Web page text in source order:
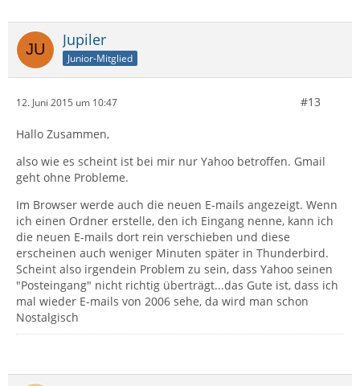
Jupiler
Junior-Mitglied
12. Juni 2015 um 10:47 #13
Hallo Zusammen,
also wie es scheint ist bei mir nur Yahoo betroffen. Gmail
geht ohne Probleme.
Im Browser werde auch die neuen E-mails angezeigt. Wenn
ich einen Ordner erstelle, den ich Eingang nenne, kann ich
die neuen E-mails dort rein verschieben und diese
erscheinen auch weniger Minuten später in Thunderbird.
Scheint also irgendein Problem zu sein, dass Yahoo seinen
"Posteingang" nicht richtig überträgt...das Gute ist, dass ich
mal wieder E-mails von 2006 sehe, da wird man schon
Nostalgisch